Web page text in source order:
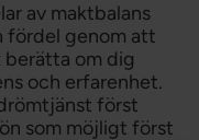
av maktbalans
fördel genom att
om dig
och erfarenhet.
först
som möjligt först